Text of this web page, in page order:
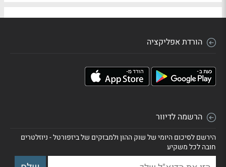
הורדת אפליקציה
הרשמה לדיוור
הירשם לסיכום היומי של שוק ההון ולמבזקים של ביזפורטל - ניוזלטרים
חובה לכל משקיע